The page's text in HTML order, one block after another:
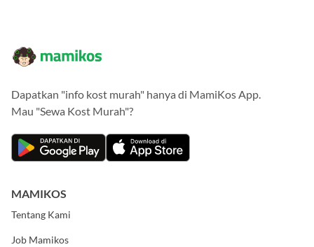
Dapatkan "info kost murah" hanya di MamiKos App.
Mau "Sewa Kost Murah"?
MAMIKOS
Tentang Kami
Job Mamikos